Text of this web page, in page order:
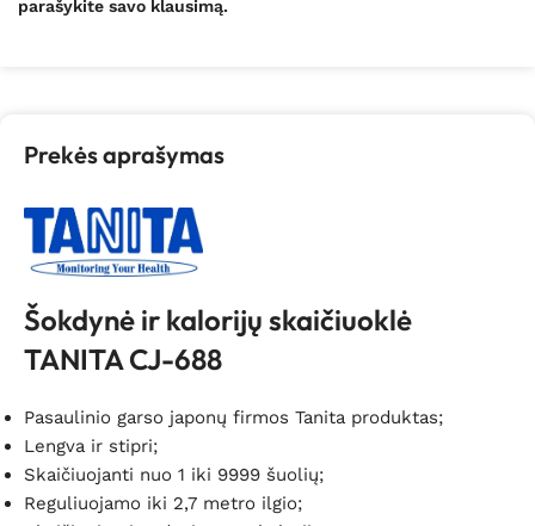
parašykite savo klausimą.
Prekės aprašymas
Šokdynė ir kalorijų skaičiuoklė
TANITA CJ-688
Pasaulinio garso japonų firmos Tanita produktas;
Lengva ir stipri;
Skaičiuojanti nuo 1 iki 9999 šuolių;
Reguliuojamo iki 2,7 metro ilgio;